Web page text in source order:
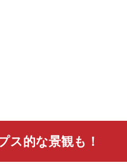
ス的な景観も！